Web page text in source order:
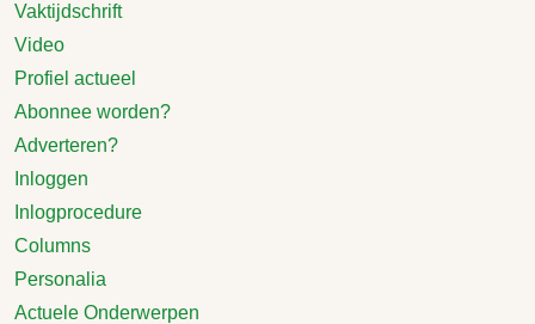
Vaktijdschrift
Video
Profiel actueel
Abonnee worden?
Adverteren?
Inloggen
Inlogprocedure
Columns
Personalia
Actuele Onderwerpen